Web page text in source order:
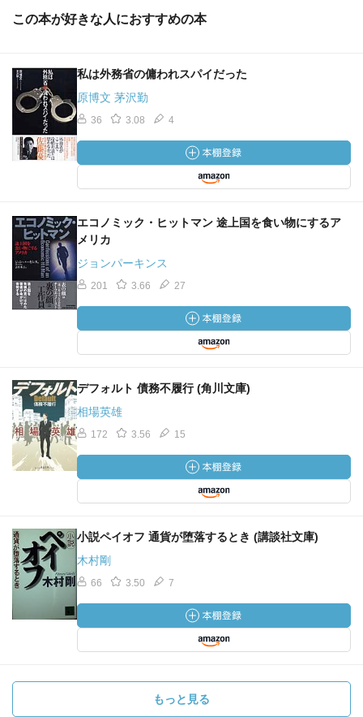
この本が好きな人におすすめの本
私は外務省の傭われスパイだった
原博文 茅沢勤
36 3.08 4
エコノミック・ヒットマン 途上国を食い物にするア
メリカ
ジョンパーキンス
201 3.66 27
デフォルト 債務不履行 (角川文庫)
相場英雄
172 3.56 15
小説ペイオフ 通貨が堕落するとき (講談社文庫)
木村剛
66 3.50 7
もっと見る